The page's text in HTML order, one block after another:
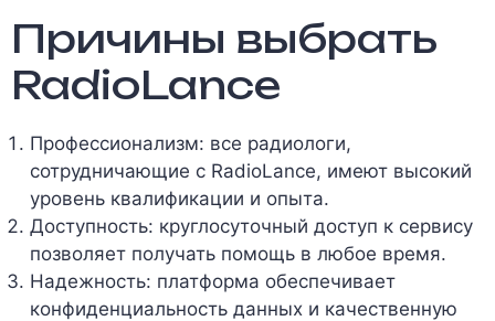
Причины выбрать
RadioLance
Профессионализм: все радиологи,
сотрудничающие с RadioLance, имеют высокий
уровень квалификации и опыта.
Доступность: круглосуточный доступ к сервису
позволяет получать помощь в любое время.
Надежность: платформа обеспечивает
конфиденциальность данных и качественную